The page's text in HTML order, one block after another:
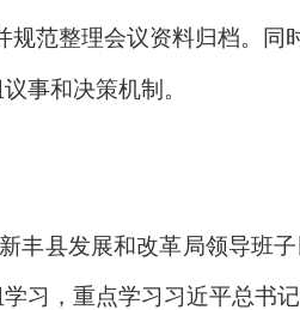
范整理会议资料归档。同
事和决策机制。
丰县发展和改革局领导班
习，重点学习习近平总书